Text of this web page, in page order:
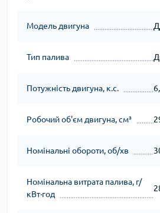
Модель двигуна
Тип палива
Потужність двигуна, к.с.
Робочий об'єм двигуна, см³
Номінальні обороти, об/хв
Номінальна витрата палива, г/
кВт∙год